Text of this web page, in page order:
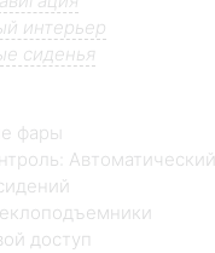
интерьер
сиденья
фары
доступ